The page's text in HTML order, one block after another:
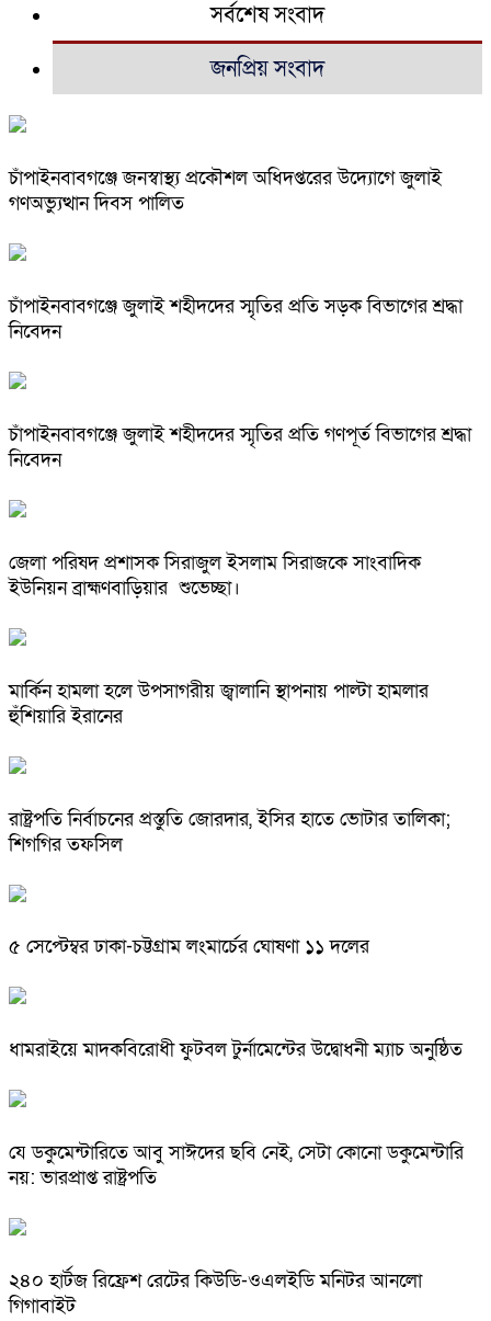
সর্বশেষ সংবাদ
জনপ্রিয় সংবাদ
চাঁপাইনবাবগঞ্জে জনস্বাস্থ্য প্রকৌশল অধিদপ্তরের উদ্যোগে জুলাই
গণঅভ্যুত্থান দিবস পালিত
চাঁপাইনবাবগঞ্জে জুলাই শহীদদের স্মৃতির প্রতি সড়ক বিভাগের শ্রদ্ধা
নিবেদন
চাঁপাইনবাবগঞ্জে জুলাই শহীদদের স্মৃতির প্রতি গণপূর্ত বিভাগের শ্রদ্ধা
নিবেদন
জেলা পরিষদ প্রশাসক সিরাজুল ইসলাম সিরাজকে সাংবাদিক
ইউনিয়ন ব্রাহ্মণবাড়িয়ার শুভেচ্ছা।
মার্কিন হামলা হলে উপসাগরীয় জ্বালানি স্থাপনায় পাল্টা হামলার
হুঁশিয়ারি ইরানের
রাষ্ট্রপতি নির্বাচনের প্রস্তুতি জোরদার, ইসির হাতে ভোটার তালিকা;
শিগগির তফসিল
৫ সেপ্টেম্বর ঢাকা-চট্টগ্রাম লংমার্চের ঘোষণা ১১ দলের
ধামরাইয়ে মাদকবিরোধী ফুটবল টুর্নামেন্টের উদ্বোধনী ম্যাচ অনুষ্ঠিত
যে ডকুমেন্টারিতে আবু সাঈদের ছবি নেই, সেটা কোনো ডকুমেন্টারি
নয়: ভারপ্রাপ্ত রাষ্ট্রপতি
২৪০ হার্টজ রিফ্রেশ রেটের কিউডি-ওএলইডি মনিটর আনলো
গিগাবাইট